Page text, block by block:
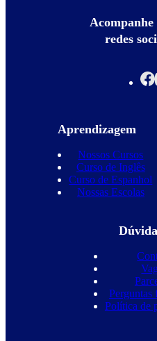
Acompanhe
redes
Aprendizagem
Nossos Cursos
Curso de Inglês
Curso de Espanhol
Nossas Escolas
Perguntas
Política de